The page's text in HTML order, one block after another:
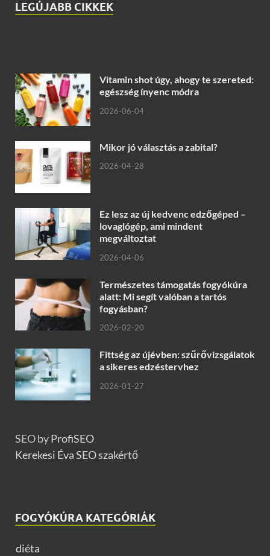
LEGÚJABB CIKKEK
Vitamin shot úgy, ahogy te szereted:
egészség ínyenc módra
2026-06-04
Mikor jó választás a zabital?
2026-04-28
Ez lesz az új kedvenc edzőgéped –
lovaglógép, ami mindent
megváltoztat
2026-04-06
Természetes támogatás fogyókúra
alatt: Mi segít valóban a tartós
fogyásban?
2026-02-20
Fittség az újévben: szűrővizsgálatok
a sikeres edzéstervhez
2026-01-27
SEO byProfiSEO
Kerekesi Éva SEO szakértő
FOGYÓKÚRA KATEGÓRIÁK
diéta